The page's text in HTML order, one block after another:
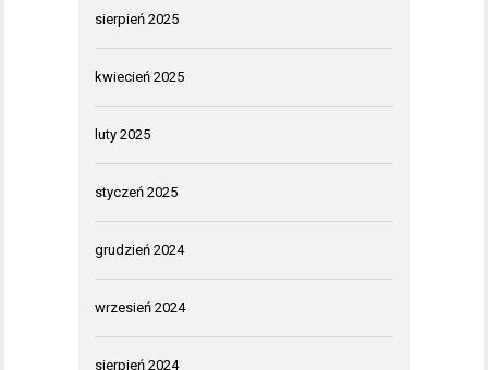
sierpień 2025
kwiecień 2025
luty 2025
styczeń 2025
grudzień 2024
wrzesień 2024
sierpień 2024